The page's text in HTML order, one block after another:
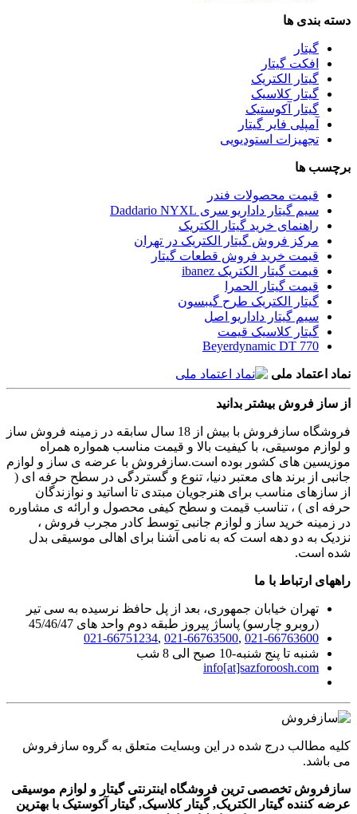
دسته بندی ها
گیتار
افکت گیتار
گیتار الکتریک
گیتار کلاسیک
گیتار آکوستیک
آمپلی فایر گیتار
تجهیزات استودیویی
برچسب ها
قیمت محصولات فندر
سیم گیتار داداریو سری Daddario NYXL
راهنمای خرید گیتار الکتریک
مرکز فروش گیتار الکتریک در تهران
قیمت خرید فروش قطعات گیتار
قیمت گیتار الکتریک ibanez
قیمت گیتار الحمرا
گیتار الکتریک طرح گیبسون
سیم گیتار داداریو اصل
گیتار کلاسیک قیمت
Beyerdynamic DT 770
نماد اعتماد ملی
از ساز فروش بیشتر بدانید
فروشگاه سازفروش با بیش از 18 سال سابقه در زمینه فروش ساز
و لوازم موسیقی، با کیفیت بالا و قیمت مناسب همواره همراه
موزیسین های کشور بوده است.سازفروش با عرضه ی ساز و لوازم
جانبی از برند های معتبر دنیا، تنوع و گستردگی در سطح حرفه ای (
از سازهای مناسب برای هنرجویان مبتدی تا اساتید و نوازندگان
حرفه ای ) ، تناسب قیمت و سطح کیفی محصول و ارائه ی مشاوره
در زمینه خرید ساز و لوازم جانبی توسط کادر مجرب فروش ،
نزدیک به دو دهه است که به نامی آشنا برای اهالی موسیقی بدل
شده است.
راههای ارتباط با ما
تهران خیابان جمهوری، بعد از پل حافظ نرسیده به سی تیر
(روبرو چارسو) پاساژ پیروز طبقه دوم واحد های 45/46/47
021-66763600
,
021-66763500
,
021-66751234
شنبه تا پنج شنبه-10 صبح الی 8 شب
info[at]sazforoosh.com
کلیه مطالب درج شده در این وبسایت متعلق به گروه سازفروش
می باشد.
سازفروش تخصصی ترین فروشگاه اینترنتی گیتار و لوازم موسیقی
عرضه کننده گیتار الکتریک, گیتار کلاسیک, گیتار آکوستیک با بهترین